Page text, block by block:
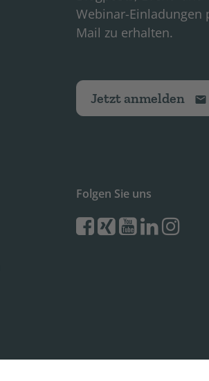
Webinar-Einladungen
Mail zu erhalten.
Jetzt anmelden
Folgen Sie uns